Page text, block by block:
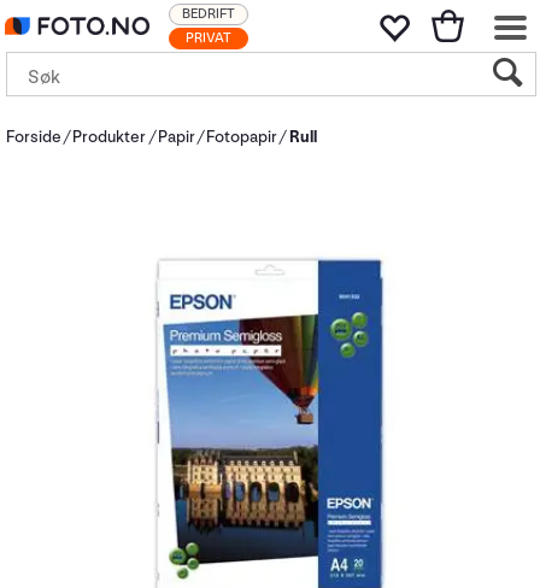
PRIVAT
BEDRIFT
Forside Produkter Papir Fotopapir Rull